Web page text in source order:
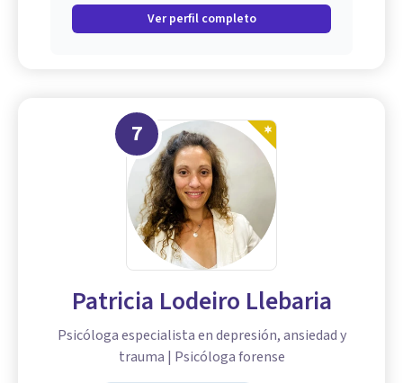
Ver perfil completo
7
Patricia Lodeiro Llebaria
Psicóloga especialista en depresión, ansiedad y
trauma | Psicóloga forense